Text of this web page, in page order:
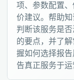
项、参数配置
价建议。帮助
判断该服务是
的要点，并了
握如何选择报
告真正服务于运